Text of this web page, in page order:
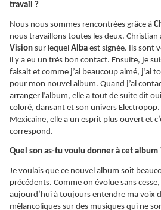
travail ?
Nous nous sommes rencontrées grâce à
nous travaillons toutes les deux. Christian
Vision sur lequel Alba est signée. Ils sont
il y a eu un très bon contact. Ensuite, je
faisait et comme j’ai beaucoup aimé, j’ai
pour mon nouvel album. Quand j’ai
arranger l’album, elle a tout de suite dit
coloré, dansant et son univers Electropop.
Mexicaine, elle a un esprit plus ouvert et
correspond.
Quel son as-tu voulu donner à cet album
Je voulais que ce nouvel album soit
précédents. Comme on évolue sans
aujourd’hui à toujours entendre ma voix
mélancoliques sur des musiques qui ne